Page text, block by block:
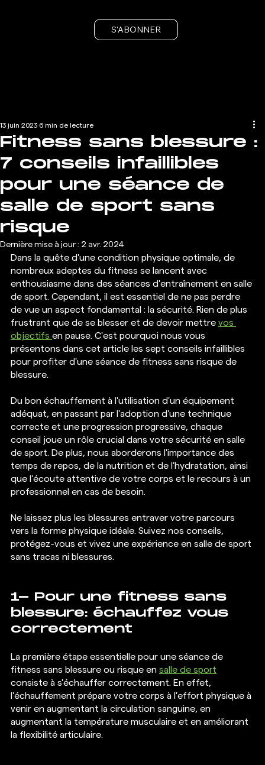
S'ABONNER
Fitness sans blessure :
7 conseils infaillibles
pour une séance de
salle de sport sans
risque
13 juin 2023 6 min de lecture
Dernière mise à jour : 2 avr. 2024
Dans la quête d'une condition physique optimale, de
nombreux adeptes du fitness se lancent avec
enthousiasme dans des séances d'entraînement en salle
de sport. Cependant, il est essentiel de ne pas perdre
de vue un aspect fondamental : la sécurité. Rien de plus
frustrant que de se blesser et de devoir mettre vos
objectifs en pause. C'est pourquoi nous vous
présentons dans cet article les sept conseils infaillibles
pour profiter d'une séance de fitness sans risque de
blessure.
Du bon échauffement à l'utilisation d'un équipement
adéquat, en passant par l'adoption d'une technique
correcte et une progression progressive, chaque
conseil joue un rôle crucial dans votre sécurité en salle
de sport. De plus, nous aborderons l'importance des
temps de repos, de la nutrition et de l'hydratation, ainsi
que l'écoute attentive de votre corps et le recours à un
professionnel en cas de besoin.
Ne laissez plus les blessures entraver votre parcours
vers la forme physique idéale. Suivez nos conseils,
protégez-vous et vivez une expérience en salle de sport
sans tracas ni blessures.
1- Pour une fitness sans
blessure: échauffez vous
correctement
La première étape essentielle pour une séance de
fitness sans blessure ou risque en salle de sport
consiste à s'échauffer correctement. En effet,
l'échauffement prépare votre corps à l'effort physique à
venir en augmentant la circulation sanguine, en
augmentant la température musculaire et en améliorant
la flexibilité articulaire.